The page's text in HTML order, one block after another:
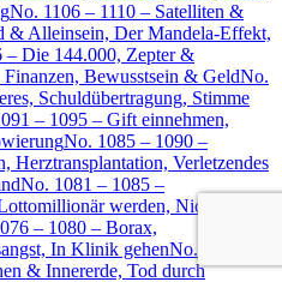
No. 1106 – 1110 – Satelliten &
& Alleinsein, Der Mandela-Effekt,
– Die 144.000, Zepter &
Bewusstsein & GeldNo.
Schuldübertragung, Stimme
– 1095 – Gift einnehmen,
No. 1085 – 1090 –
Herztransplantation, Verletzendes
No. 1081 – 1085 –
werden, Nicht
– 1080 – Borax,
In Klinik gehenNo. 1071 –
& Innererde, Tod durch